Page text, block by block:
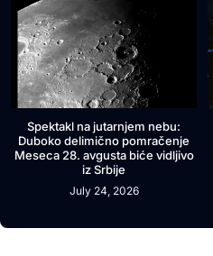
Spektakl na jutarnjem nebu:
Duboko delimično pomračenje
Meseca 28. avgusta biće vidljivo
iz Srbije
July 24, 2026